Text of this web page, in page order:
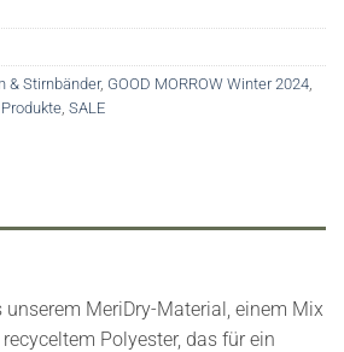
& Stirnbänder, GOOD MORROW Winter 2024,
, SALE
unserem MeriDry-Material, einem Mix
Polyester, das für ein